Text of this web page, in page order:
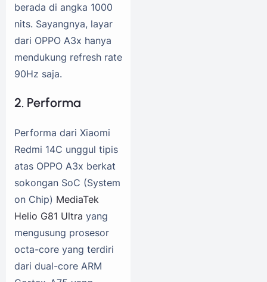
berada di angka 1000
nits. Sayangnya, layar
dari OPPO A3x hanya
mendukung refresh rate
90Hz saja.
2. Performa
Performa dari Xiaomi
Redmi 14C unggul tipis
atas OPPO A3x berkat
sokongan SoC (System
on Chip) MediaTek
Helio G81 Ultra yang
mengusung prosesor
octa-core yang terdiri
dari dual-core ARM